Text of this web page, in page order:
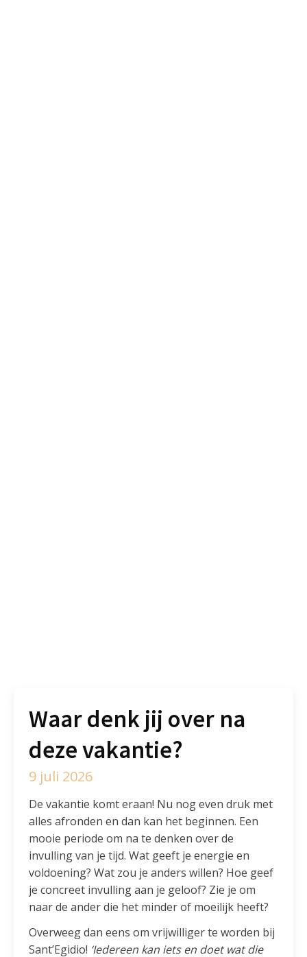
Waar denk jij over na
deze vakantie?
9 juli 2026
De vakantie komt eraan! Nu nog even druk met
alles afronden en dan kan het beginnen. Een
mooie periode om na te denken over de
invulling van je tijd. Wat geeft je energie en
voldoening? Wat zou je anders willen? Hoe geef
je concreet invulling aan je geloof? Zie je om
naar de ander die het minder of moeilijk heeft?
Overweeg dan eens om vrijwilliger te worden bij
Sant’Egidio! ‘Iedereen kan iets en doet wat die